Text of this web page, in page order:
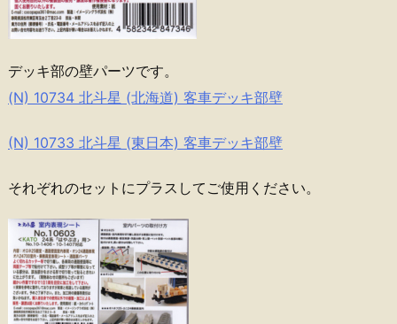
デッキ部の壁パーツです。
(N) 10734 北斗星 (北海道) 客車デッキ部壁
(N) 10733 北斗星 (東日本) 客車デッキ部壁
それぞれのセットにプラスしてご使用ください。